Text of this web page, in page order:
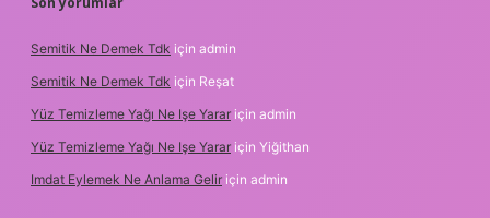
Semitik Ne Demek Tdk için admin
Semitik Ne Demek Tdk için Reşat
Yüz Temizleme Yağı Ne Işe Yarar için admin
Yüz Temizleme Yağı Ne Işe Yarar için Yiğithan
Imdat Eylemek Ne Anlama Gelir için admin